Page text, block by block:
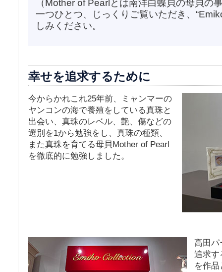
（Mother of Pearlとは南洋白蝶貝の母貝の
一つひとつ、じっくりご覧いただき、
しみください。
幸せを追求するために
今からかれこれ25年前、ミャンマーの
ヤンコンの海で養殖をしている真珠と
出会い、真珠のレベル、艶、傷などの
選別を1から勉強をし、真珠の種類、
また真珠を育てる母貝Mother of Pearl
を徹底的に勉強しました。
高田パ
追求す
を作